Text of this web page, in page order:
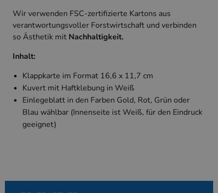
Wir verwenden FSC-zertifizierte Kartons aus
verantwortungsvoller Forstwirtschaft und verbinden
so Ästhetik mit Nachhaltigkeit.
Inhalt:
Klappkarte im Format 16,6 x 11,7 cm
Kuvert mit Haftklebung in Weiß
Einlegeblatt in den Farben Gold, Rot, Grün oder
Blau wählbar (Innenseite ist Weiß, für den Eindruck
geeignet)
Targeting
Unbedingt erforderliche Cookies ermöglichen
wesentliche Kernfunktionen der Website wie die
werden.
Name
Anbieter /
Domäne
PHPSESSID
PHP.net
www.kallos.de
Session
Cookie, das
Anwendungen